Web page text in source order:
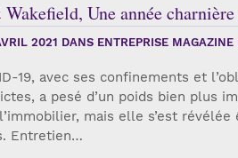
Une année
2021 DANS ENTREPRISE MAGAZINE
19, avec ses confinements et
a pesé d’un poids bien plus
mais elle s’est
Entretien…